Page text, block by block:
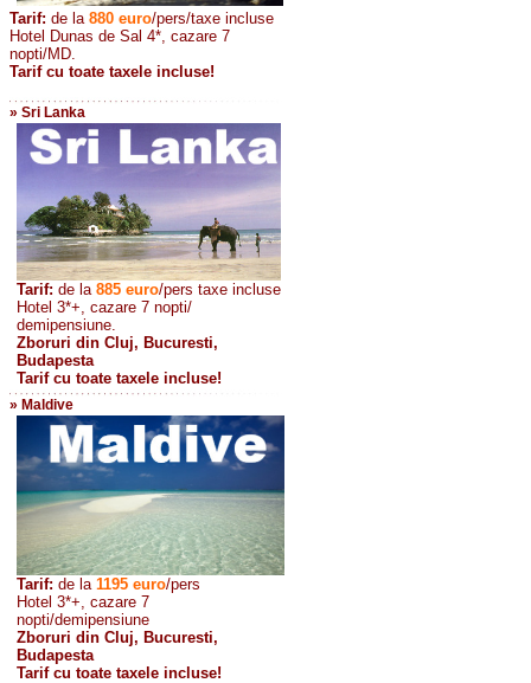
Tarif: de la 880 euro/pers/taxe incluse
Hotel Dunas de Sal 4*, cazare 7
nopti/MD.
Tarif cu toate taxele incluse!
» Sri Lanka
Tarif: de la 885 euro/pers taxe incluse
Hotel 3*+, cazare 7 nopti/
demipensiune.
Zboruri din Cluj, Bucuresti,
Budapesta
Tarif cu toate taxele incluse!
» Maldive
Tarif: de la 1195 euro/pers
Hotel 3*+, cazare 7
nopti/demipensiune
Zboruri din Cluj, Bucuresti,
Budapesta
Tarif cu toate taxele incluse!